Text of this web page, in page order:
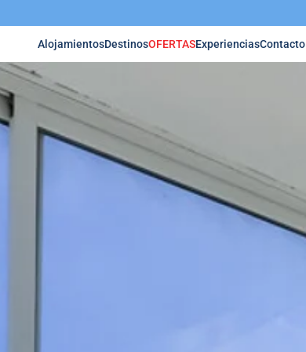
AlojamientosDestinosOFERTASExperienciasContacto